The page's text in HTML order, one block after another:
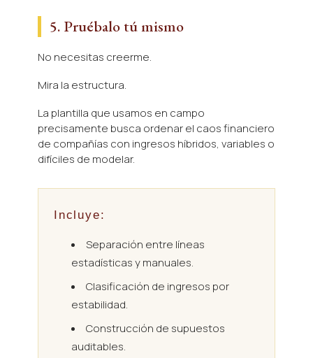
5. Pruébalo tú mismo
No necesitas creerme.
Mira la estructura.
La plantilla que usamos en campo
precisamente busca ordenar el caos financiero
de compañías con ingresos híbridos, variables o
difíciles de modelar.
Incluye:
Separación entre líneas
estadísticas y manuales.
Clasificación de ingresos por
estabilidad.
Construcción de supuestos
auditables.